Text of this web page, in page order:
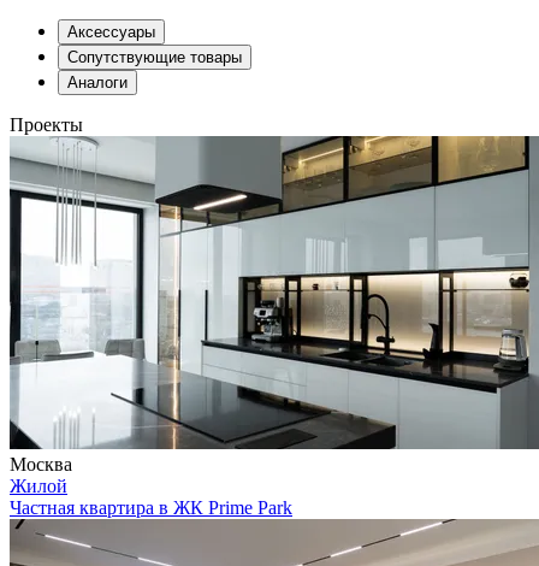
Аксессуары
Сопутствующие товары
Аналоги
Проекты
Москва
Жилой
Частная квартира в ЖК Prime Park